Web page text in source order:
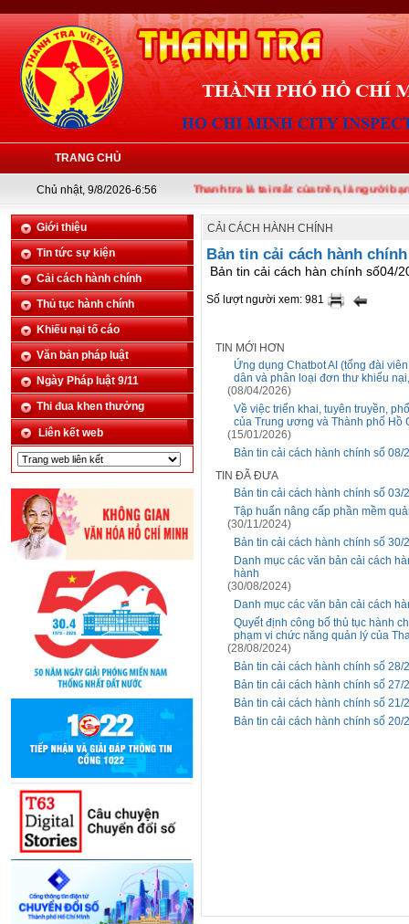
TRANG CHỦ
Chủ nhật, 9/8/2026-6:56 Thanh tra là tai mắt của trên, là người bạn của
Giới thiệu
Tin tức sự kiện
Cải cách hành chính
Thủ tục hành chính
Khiếu nại tố cáo
Văn bản pháp luật
Ngày Pháp luật 9/11
Thi đua khen thưởng
Liên kết web
CẢI CÁCH HÀNH CHÍNH
Bản tin cải cách hành chính
Bản tin cải cách hàn chính số04/
Số lượt người xem: 981
TIN MỚI HƠN
Ứng dụng Chatbot AI (tổng đài
dân và phân loại đơn thư khiếu
(08/04/2026)
Về việc triển khai, tuyên truyền,
của Trung ương và Thành phố Hồ
(15/01/2026)
Bản tin cải cách hành chính số 08/
TIN ĐÃ ĐƯA
Bản tin cải cách hành chính số 03/
Tập huấn nâng cấp phần mềm
(30/11/2024)
Bản tin cải cách hành chính số 30/
Danh mục các văn bản cải cách
hành
(30/08/2024)
Danh mục các văn bản cải cách
Quyết định công bố thủ tục hành
phạm vi chức năng quản lý của
(28/08/2024)
Bản tin cải cách hành chính số 28/
Bản tin cải cách hành chính số 27/
Bản tin cải cách hành chính số 21/
Bản tin cải cách hành chính số 20/